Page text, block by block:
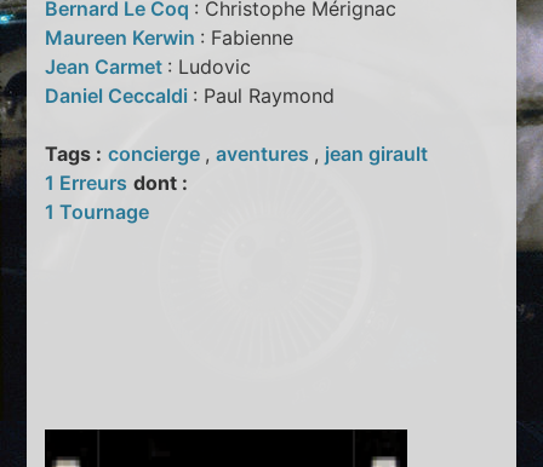
Bernard Le Coq : Christophe Mérignac
Maureen Kerwin : Fabienne
Jean Carmet : Ludovic
Daniel Ceccaldi : Paul Raymond
Tags : concierge ,aventures , jean girault
1 Erreurs dont :
1 Tournage